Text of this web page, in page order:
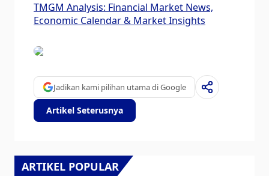
TMGM Analysis: Financial Market News,
Economic Calendar & Market Insights
Jadikan kami pilihan utama di Google
Artikel Seterusnya
ARTIKEL POPULAR